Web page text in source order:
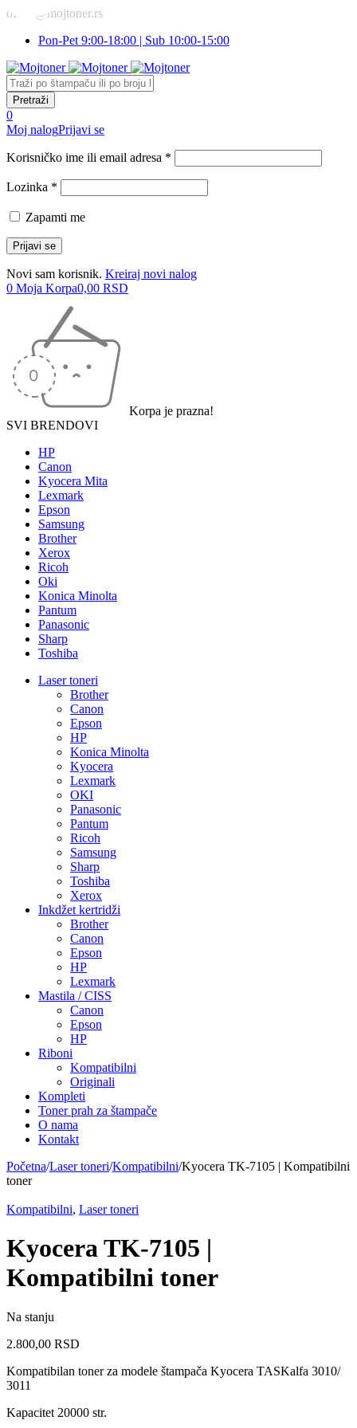
office@mojtoner.rs
Pon-Pet 9:00-18:00 | Sub 10:00-15:00
0
Moj nalogPrijavi se
Korisničko ime ili email adresa *
Lozinka *
Zapamti me
Novi sam korisnik. Kreiraj novi nalog
0 Moja Korpa0,00 RSD
Korpa je prazna!
SVI BRENDOVI
HP
Canon
Kyocera Mita
Lexmark
Epson
Samsung
Brother
Xerox
Ricoh
Oki
Konica Minolta
Pantum
Panasonic
Sharp
Toshiba
Laser toneri
Brother
Canon
Epson
HP
Konica Minolta
Kyocera
Lexmark
OKI
Panasonic
Pantum
Ricoh
Samsung
Sharp
Toshiba
Xerox
Inkdžet kertridži
Brother
Canon
Epson
HP
Lexmark
Mastila / CISS
Canon
Epson
HP
Riboni
Kompatibilni
Originali
Kompleti
Toner prah za štampače
O nama
Kontakt
Početna/Laser toneri/Kompatibilni/Kyocera TK-7105 | Kompatibilni
toner
Kompatibilni, Laser toneri
Kyocera TK-7105 |
Kompatibilni toner
Na stanju
2.800,00 RSD
Kompatibilan toner za modele štampača Kyocera TASKalfa 3010/
3011
Kapacitet 20000 str.